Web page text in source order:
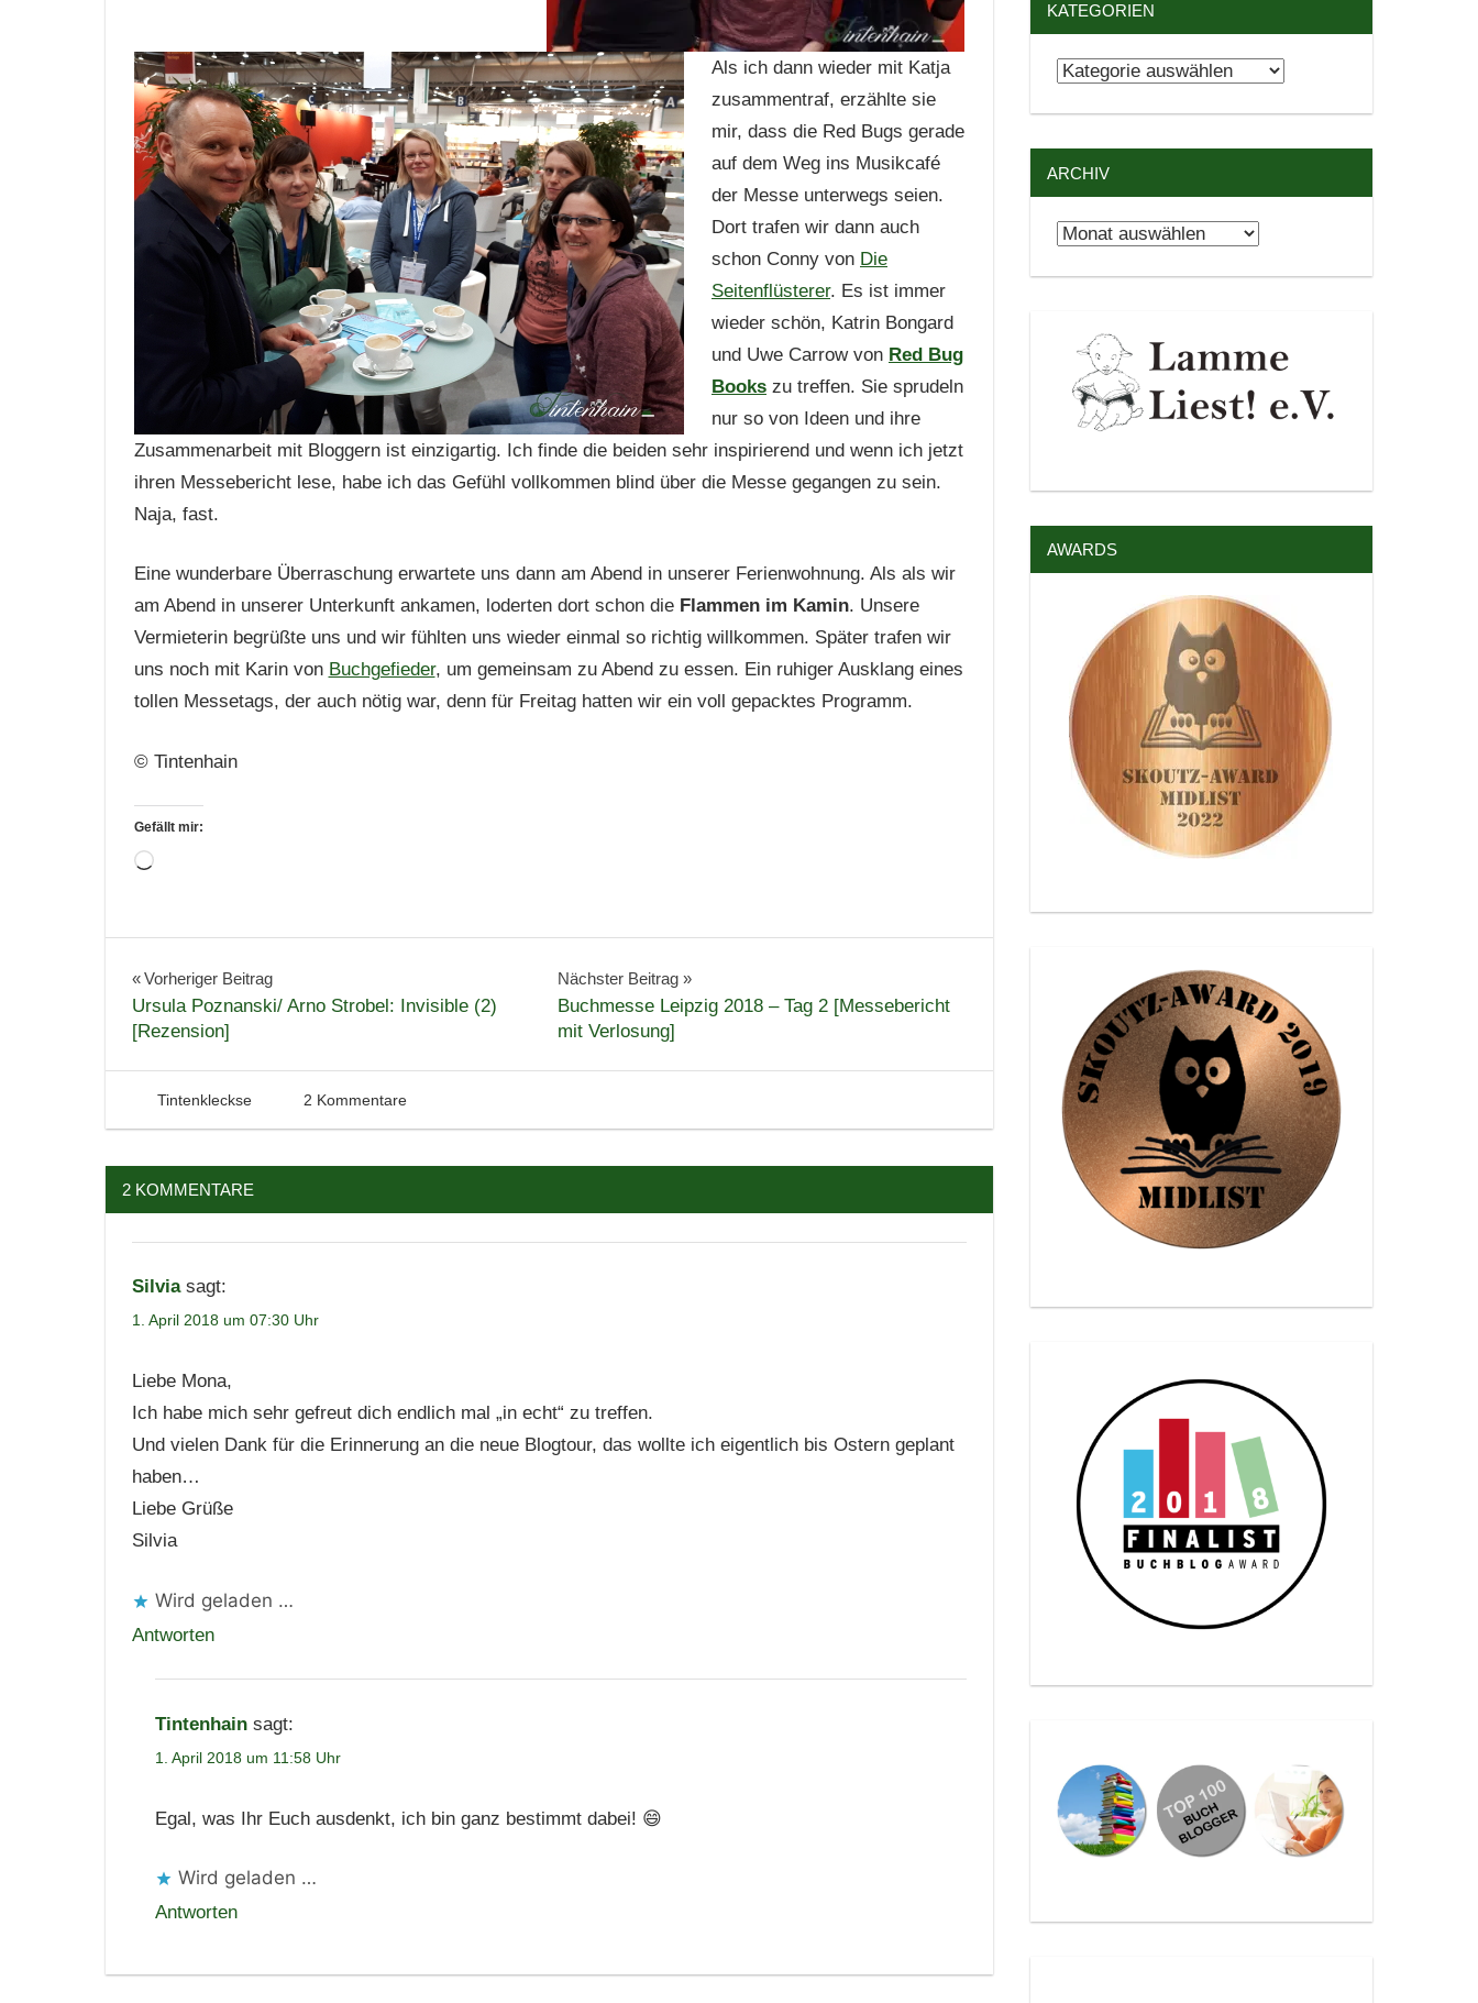
Als ich dann wieder mit Katja
zusammentraf, erzählte sie
mir, dass die Red Bugs gerade
auf dem Weg ins Musikcafé
der Messe unterwegs seien.
Dort trafen wir dann auch
schon Conny von Die
Seitenflüsterer. Es ist immer
wieder schön, Katrin Bongard
und Uwe Carrow von Red Bug
Books zu treffen. Sie sprudeln
nur so von Ideen und ihre
Zusammenarbeit mit Bloggern ist einzigartig. Ich finde die beiden sehr inspirierend und wenn ich jetzt
ihren Messebericht lese, habe ich das Gefühl vollkommen blind über die Messe gegangen zu sein.
Naja, fast.
Eine wunderbare Überraschung erwartete uns dann am Abend in unserer Ferienwohnung. Als als wir
am Abend in unserer Unterkunft ankamen, loderten dort schon die Flammen im Kamin. Unsere
Vermieterin begrüßte uns und wir fühlten uns wieder einmal so richtig willkommen. Später trafen wir
uns noch mit Karin von Buchgefieder, um gemeinsam zu Abend zu essen. Ein ruhiger Ausklang eines
tollen Messetags, der auch nötig war, denn für Freitag hatten wir ein voll gepacktes Programm.
© Tintenhain
Gefällt mir:
Wird
Leipzig
Leipziger
Buchmesse
Beitragsnavigation
Vorheriger Beitrag
Ursula Poznanski/ Arno Strobel: Invisible (2)
[Rezension]
Nächster Beitrag
Buchmesse Leipzig 2018 – Tag 2 [Messebericht
mit Verlosung]
28. März 2018
Tintenhain
Tintenkleckse 2 Kommentare
2 KOMMENTARE
Silvia sagt:
1. April 2018 um 07:30 Uhr
Liebe Mona,
Ich habe mich sehr gefreut dich endlich mal „in echt“ zu treffen.
Und vielen Dank für die Erinnerung an die neue Blogtour, das wollte ich eigentlich bis Ostern geplant
haben…
Liebe Grüße
Silvia
Wird geladen …
Antworten
Tintenhain sagt:
1. April 2018 um 11:58 Uhr
Egal, was Ihr Euch ausdenkt, ich bin ganz bestimmt dabei! 😄
Wird geladen …
Antworten
KATEGORIEN
Kategorien
ARCHIV
Archiv
AWARDS